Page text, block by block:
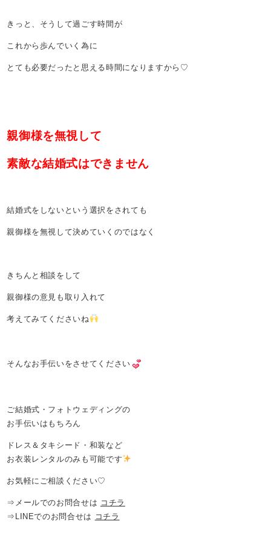
きっと、そうして過ごす時間が
これから歩んでいく為に
とても必要だったと思える時間になりますから♡
親御様を無視して
素敵な結婚式はできません
結婚式をしないという選択をされても
親御様を無視して決めていくのではなく
きちんと相談をして
親御様の意見も取り入れて
考えてみてくださいね
そんなお手伝いをさせてください
ご結婚式・フォトウェディングの
お手伝いはもちろん
ドレス＆タキシード・和装など
お衣装レンタルのみも可能です
お気軽にご相談ください♡
⇒メールでのお問合せは コチラ
⇒LINEでのお問合せは コチラ